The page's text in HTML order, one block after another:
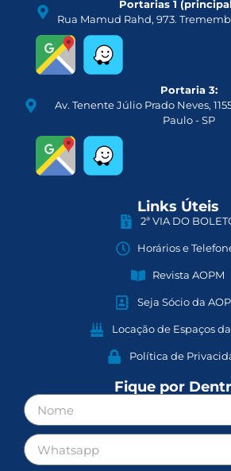
Portarias 1
Rua Mamud Rahd, 973.
Portaria 3:
Av. Tenente Júlio Prado Neves,
Paulo - SP
Links Úteis
2ª VIA DO
Horários e
Revista AOPM
Seja Sócio da
Locação de Espaços
Política de
Fique por